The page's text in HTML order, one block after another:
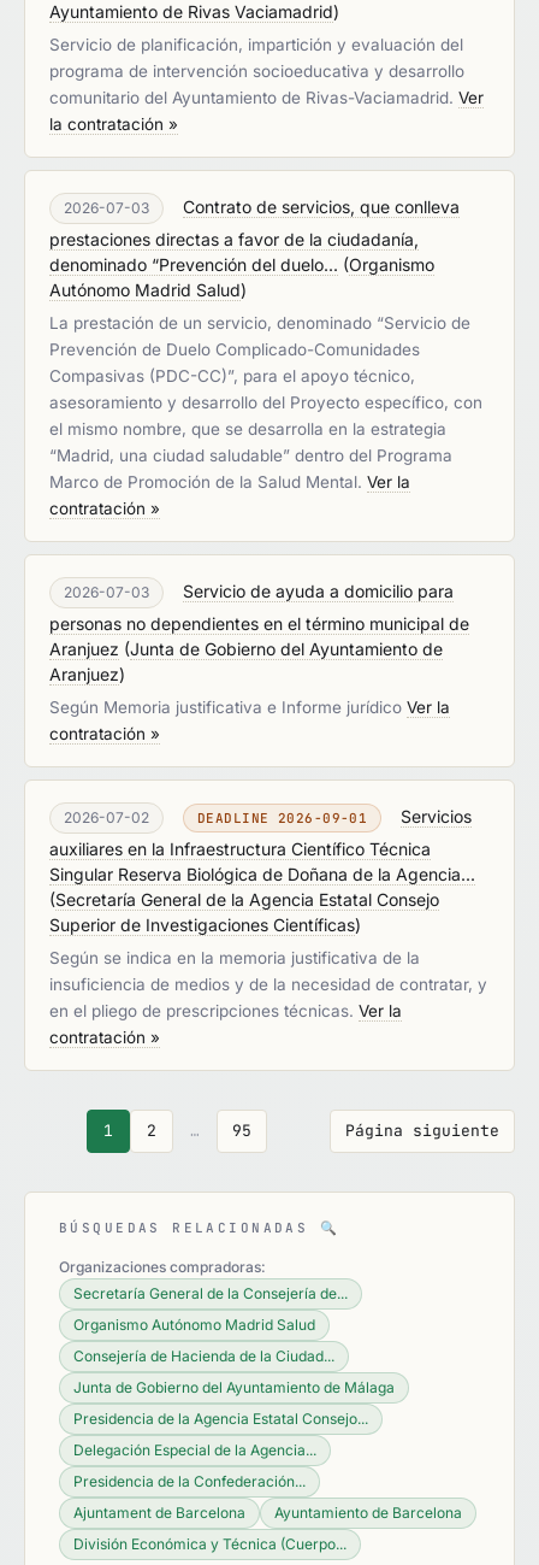
Ayuntamiento de Rivas Vaciamadrid)
Servicio de planificación, impartición y evaluación del
programa de intervención socioeducativa y desarrollo
comunitario del Ayuntamiento de Rivas-Vaciamadrid. Ver
la contratación »
2026-07-03
Contrato de servicios, que conlleva
prestaciones directas a favor de la ciudadanía,
denominado “Prevención del duelo... (Organismo
Autónomo Madrid Salud)
La prestación de un servicio, denominado “Servicio de
Prevención de Duelo Complicado-Comunidades
Compasivas (PDC-CC)”, para el apoyo técnico,
asesoramiento y desarrollo del Proyecto específico, con
el mismo nombre, que se desarrolla en la estrategia
“Madrid, una ciudad saludable” dentro del Programa
Marco de Promoción de la Salud Mental. Ver la
contratación »
2026-07-03
Servicio de ayuda a domicilio para
personas no dependientes en el término municipal de
Aranjuez (Junta de Gobierno del Ayuntamiento de
Aranjuez)
Según Memoria justificativa e Informe jurídico Ver la
contratación »
2026-07-02 DEADLINE 2026-09-01
Servicios
auxiliares en la Infraestructura Científico Técnica
Singular Reserva Biológica de Doñana de la Agencia...
(Secretaría General de la Agencia Estatal Consejo
Superior de Investigaciones Científicas)
Según se indica en la memoria justificativa de la
insuficiencia de medios y de la necesidad de contratar, y
en el pliego de prescripciones técnicas. Ver la
contratación »
Página siguiente
1 2 … 95
BÚSQUEDAS RELACIONADAS 🔍
Organizaciones compradoras:
Secretaría General de la Consejería de...
Organismo Autónomo Madrid Salud
Consejería de Hacienda de la Ciudad...
Junta de Gobierno del Ayuntamiento de Málaga
Presidencia de la Agencia Estatal Consejo...
Delegación Especial de la Agencia...
Presidencia de la Confederación...
Ajuntament de Barcelona
Ayuntamiento de Barcelona
División Económica y Técnica (Cuerpo...